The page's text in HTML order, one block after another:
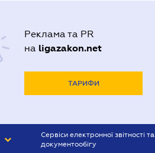
Реклама та PR
на ligazakon.net
ТАРИФИ
Сервіси електронної звітності та
документообігу